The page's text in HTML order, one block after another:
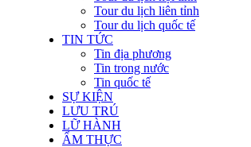
Tour du lịch liên tỉnh
Tour du lịch quốc tế
TIN TỨC
Tin địa phương
Tin trong nước
Tin quốc tế
SỰ KIỆN
LƯU TRÚ
LỮ HÀNH
ẨM THỰC